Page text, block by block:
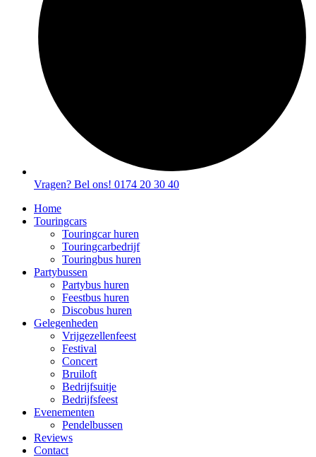
Vragen? Bel ons! 0174 20 30 40
Home
Touringcars
Touringcar huren
Touringcarbedrijf
Touringbus huren
Partybussen
Partybus huren
Feestbus huren
Discobus huren
Gelegenheden
Vrijgezellenfeest
Festival
Concert
Bruiloft
Bedrijfsuitje
Bedrijfsfeest
Evenementen
Pendelbussen
Reviews
Contact